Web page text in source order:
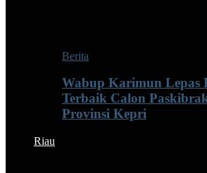
Berita
Wabup Karimun Lepas
Terbaik Calon
Provinsi Kepri
Riau